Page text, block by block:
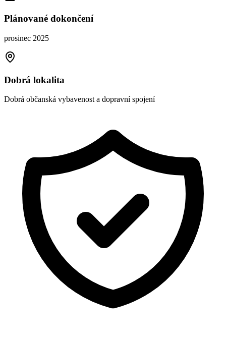
Plánované dokončení
prosinec 2025
Dobrá lokalita
Dobrá občanská vybavenost a dopravní spojení